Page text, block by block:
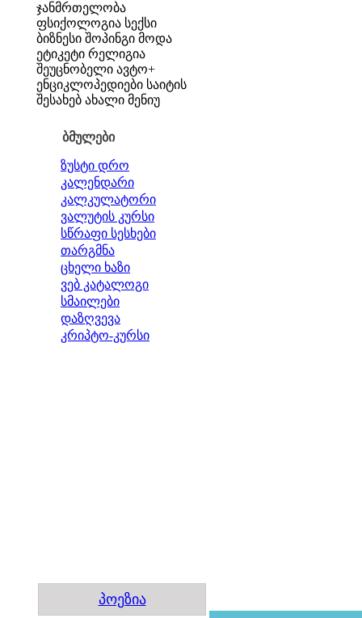
ჯანმრთელობა
ფსიქოლოგია სექსი
ბიზნესი შოპინგი მოდა
ეტიკეტი რელიგია
შეუცნობელი ავტო+
ენციკლოპედიები საიტის
შესახებ ახალი მენიუ
ბმულები
ზუსტი დრო
კალენდარი
კალკულატორი
ვალუტის კურსი
სწრაფი სესხები
თარგმნა
ცხელი ხაზი
ვებ კატალოგი
სმაილები
დაზღვევა
კრიპტო-კურსი
პოეზია